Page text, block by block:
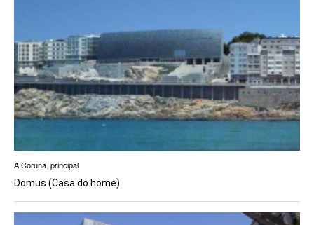
A Coruña principal
Domus (Casa do home)